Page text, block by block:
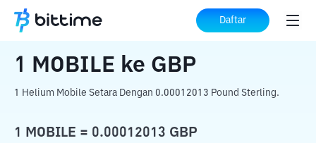
Daftar
Beranda Konverter Kripto MOBILE ke GBP
1 MOBILE ke GBP
1 Helium Mobile Setara Dengan 0.00012013 Pound Sterling.
1 MOBILE = 0.00012013 GBP